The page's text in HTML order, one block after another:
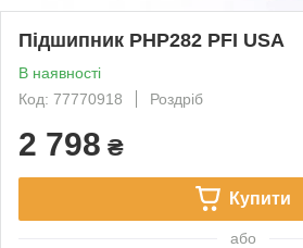
Підшипник PHP282 PFI USA
В наявності
Код: 77770918
Роздріб
2 798 ₴
Купити
або